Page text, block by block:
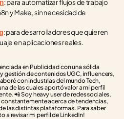
: para automatizar flujos de trabajo
y Make, sin necesidad de
: para desarrolladores que quieren
en aplicaciones reales.
en Publicidad con una sólida
gestión de contenidos UGC, influencers,
con industrias del mundo Tech,
de las cuales aportó valor a mi perfil
📲 Soy heavy user de redes sociales,
acerca de tendencias,
las distintas plataformas. Para saber
a revisar mi perfil de LinkedIn!